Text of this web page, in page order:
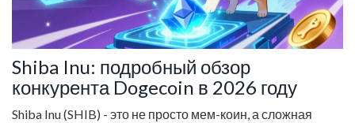
Shiba Inu: подробный обзор
конкурента Dogecoin в 2026 году
Shiba Inu (SHIB) - это не просто мем-коин, а сложная